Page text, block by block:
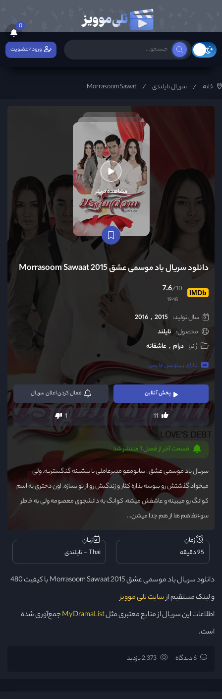
0
ورود/عضویت
خانه سریال تایلندی Morrasoom Sawat
مشاهده تریلر
دانلود سریال باد موسمی عشق Morrasoom Sawaat 2015
IMDb
7.6/10
1948
سال تولید: 2015
2016
محصول: تایلند
ژانر: درام عاشقانه
دارای زیرنویس فارسی
پخش آنلاین فعالکردن اعلان سریال
11
1
قسمت آخر از فصل 1 منتشر شد
سریال باد موسمی عشق : سایومفو مدیرعاملی با پیشینه گنگستریه. ولی
میخواد گذشتش رو ببوسه بذاره کنار و زندگیش رو از نو بسازه. اون دختری به اسم
کوانگ رو میبینه و عاشقش میشه، کوانگ یه دانشجوی معصومه ولی به خاطر
سوءتفاهم ها از هم جدا میشن...
زمان
95 دقیقه
زبان
Thai
تایلندی
دانلود سریال باد موسمی عشق Morrasoom Sawaat 2015 با کیفیت 480
و لینک مستقیم ازسایت نلی موویز
اطلاعات این سریال از منابع معتبری مثلMyDramaListجمع‌آوری شده
است.